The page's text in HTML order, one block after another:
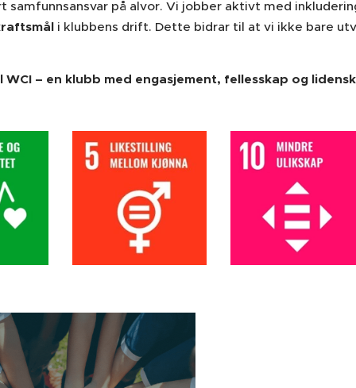
samfunnsansvar på alvor. Vi jobber aktivt med
i klubbens drift. Dette bidrar til at vi ikke bare
WCI – en klubb med engasjement, fellesskap og